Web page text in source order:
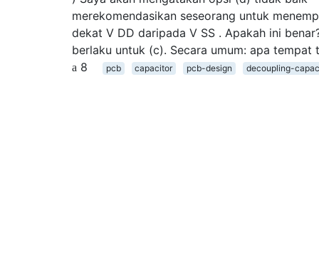
merekomendasikan seseorang untuk
dekat V DD daripada V SS . Apakah ini
berlaku untuk (c). Secara umum: apa tempat
8
pcb capacitor pcb-design decoupling-